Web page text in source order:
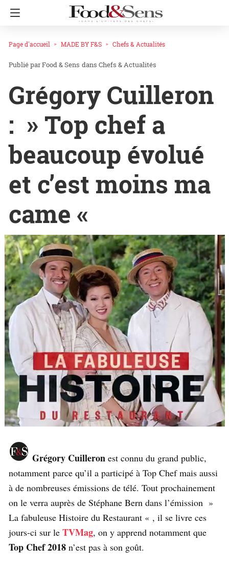
Page d'accueil MADE BY F&S Chefs & Actualités
Food & Sens dans Chefs & Actualités
Grégory Cuilleron
: » Top chef a
beaucoup évolué
et c’est moins ma
came «
Grégory Cuilleron est connu du grand public,
notamment parce qu’il a participé à Top Chef mais aussi
à de nombreuses émissions de télé. Tout prochainement
on le verra auprès de Stéphane Bern dans l’émission »
La fabuleuse Histoire du Restaurant « , il se livre ces
jours-ci sur le TVMag, on y apprend notamment que
Top Chef 2018 n’est pas à son goût.